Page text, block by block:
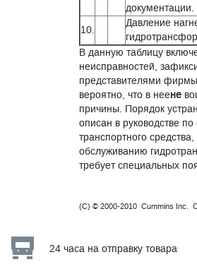
документации.
10.
Давление
В данную таблицу
неисправностей,
представителями
вероятно, что в неене
причины. Порядок
описан в руководстве
транспортного
обслуживанию
требует специальных
(C) © 2000-2010 Cummins Inc.
24 часа на отправку товара